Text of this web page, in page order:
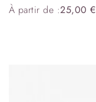
À partir de :25,00€